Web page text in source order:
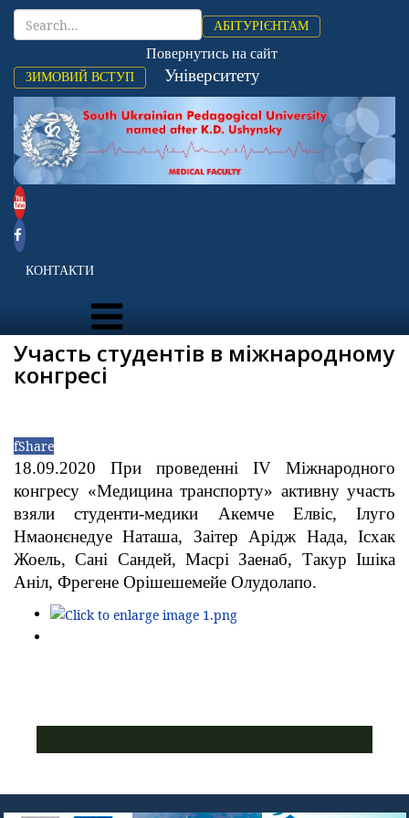
АБІТУРІЄНТАМ
ЗИМОВИЙ ВСТУП
Повернутись на сайт
Університету
КОНТАКТИ
Участь студентів в міжнародному
конгресі
fShare
18.09.2020 При проведенні IV Міжнародного
конгресу «Медицина транспорту» активну участь
взяли студенти-медики Акемче Елвіс, Ілуго
Нмаонєнедуе Наташа, Заітер Арідж Нада, Ісхак
Жоель, Сані Сандей, Масрі Заенаб, Такур Ішіка
Аніл, Фрегене Орішешемейе Олудолапо.